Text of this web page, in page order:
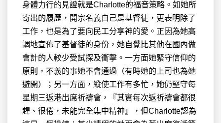
身體力行的見證就是Charlotte的福音策略。如她所
寄出的履歷，開宗名義自己是基督徒，更表明除了
工作，也是為了要向民工分享神的愛。正因為她高
調地宣佈了基督徒的身份，她自覺比其他在國內做
會計的人較少受試探及衝擊。一方面她緊守信仰的
原則，不義的事她不會通過（有時她的上司也為她
避開）；另一方面，縱使工作有多忙，她仍堅守每
星期三返港出席祈禱會，『其實每次返祈禱會都很
趕、很倦，未能完全集中精神』，但Charlotte認為